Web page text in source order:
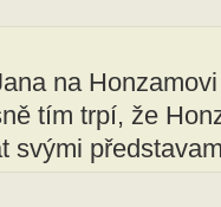
na
tím trpí, že
svými